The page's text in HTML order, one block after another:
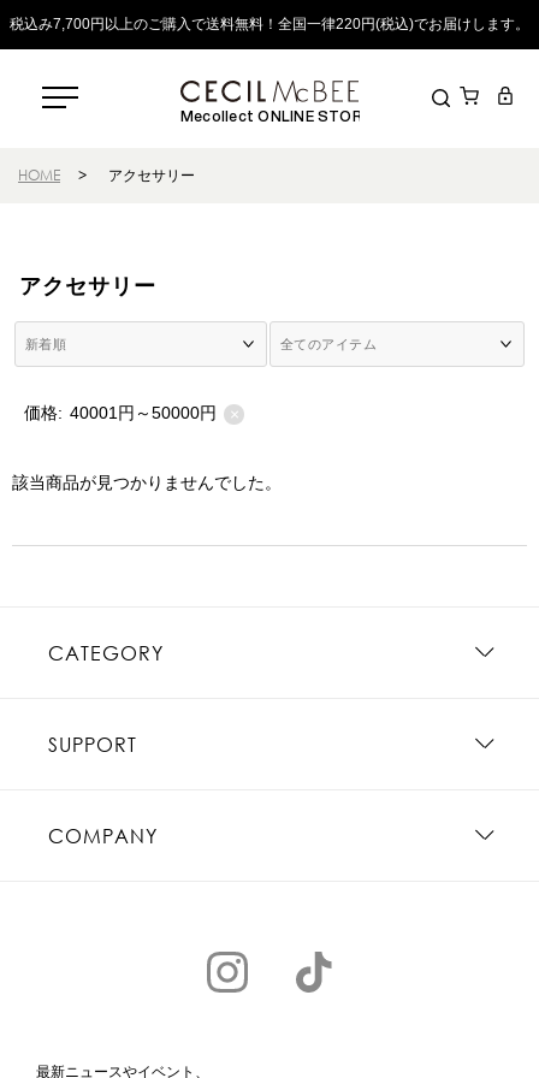
税込み7,700円以上のご購入で送料無料！全国一律220円(税込)でお届けします。
Mecollect ONLINE STORE
HOME > アクセサリー
アクセサリー
価格: 40001円～50000円 ×
該当商品が見つかりませんでした。
CATEGORY
SUPPORT
COMPANY
最新ニュースやイベント、